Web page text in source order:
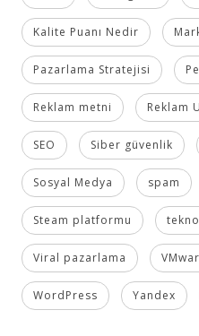
Kalite Puanı Nedir
Pazarlama Stratejisi
Reklam metni Reklam
SEO Siber güvenlik
Sosyal Medya spam
Steam platformu
Viral pazarlama
WordPress Yandex